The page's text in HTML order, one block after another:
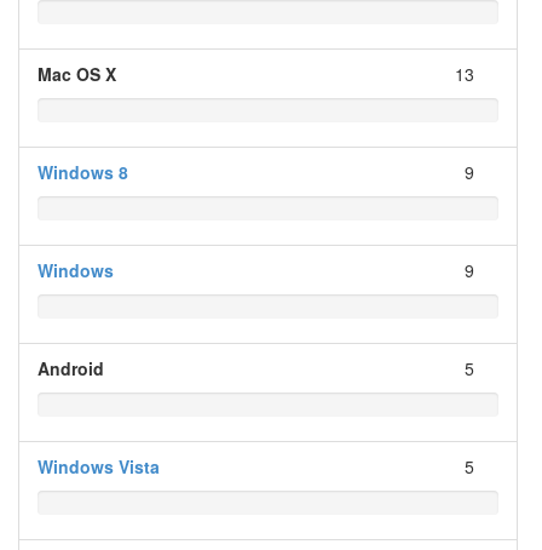
Mac OS X 13
Windows 8 9
Windows 9
Android 5
Windows Vista 5